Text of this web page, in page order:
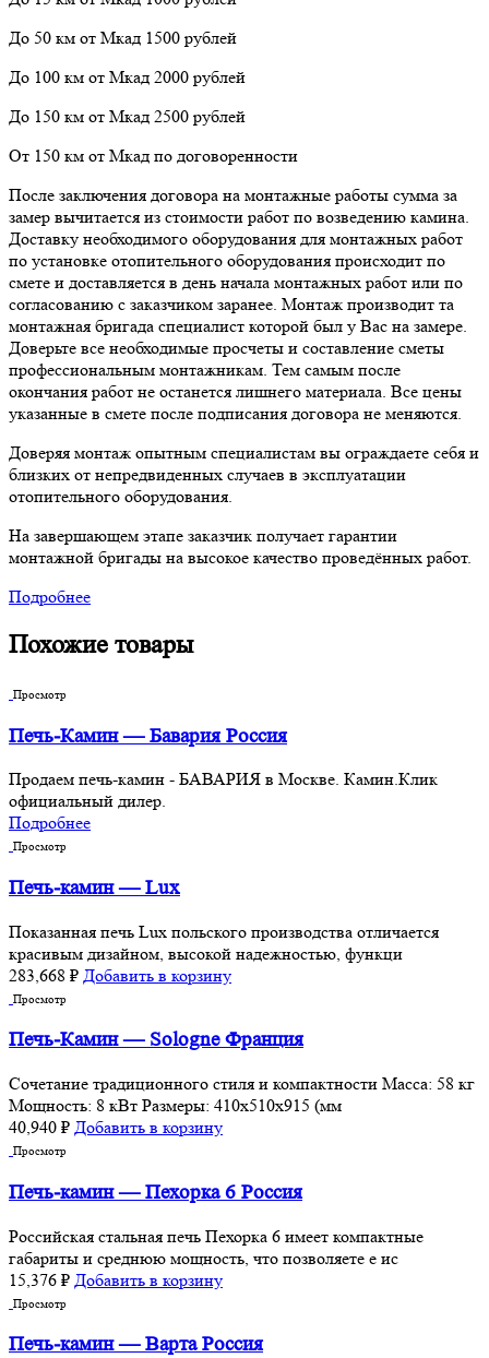
До 50 км от Мкад 1500 рублей
До 100 км от Мкад 2000 рублей
До 150 км от Мкад 2500 рублей
От 150 км от Мкад по договоренности
После заключения договора на монтажные работы сумма за
замер вычитается из стоимости работ по возведению камина.
Доставку необходимого оборудования для монтажных работ
по установке отопительного оборудования происходит по
смете и доставляется в день начала монтажных работ или по
согласованию с заказчиком заранее. Монтаж производит та
монтажная бригада специалист которой был у Вас на замере.
Доверьте все необходимые просчеты и составление сметы
профессиональным монтажникам. Тем самым после
окончания работ не останется лишнего материала. Все цены
указанные в смете после подписания договора не меняются.
Доверяя монтаж опытным специалистам вы ограждаете себя и
близких от непредвиденных случаев в эксплуатации
отопительного оборудования.
На завершающем этапе заказчик получает гарантии
монтажной бригады на высокое качество проведённых работ.
Подробнее
Похожие товары
Просмотр
Печь-Камин — Бавария Россия
Продаем печь-камин - БАВАРИЯ в Москве. Камин.Клик
официальный дилер.
Подробнее
Просмотр
Печь-камин — Lux
Показанная печь Lux польского производства отличается
красивым дизайном, высокой надежностью, функци
283,668 ₽ Добавить в корзину
Просмотр
Печь-Камин — Sologne Франция
Сочетание традиционного стиля и компактности Масса: 58 кг
Мощность: 8 кВт Размеры: 410x510x915 (мм
40,940 ₽ Добавить в корзину
Просмотр
Печь-камин — Пехорка 6 Россия
Российская стальная печь Пехорка 6 имеет компактные
габариты и среднюю мощность, что позволяете е ис
15,376 ₽ Добавить в корзину
Просмотр
Печь-камин — Варта Россия